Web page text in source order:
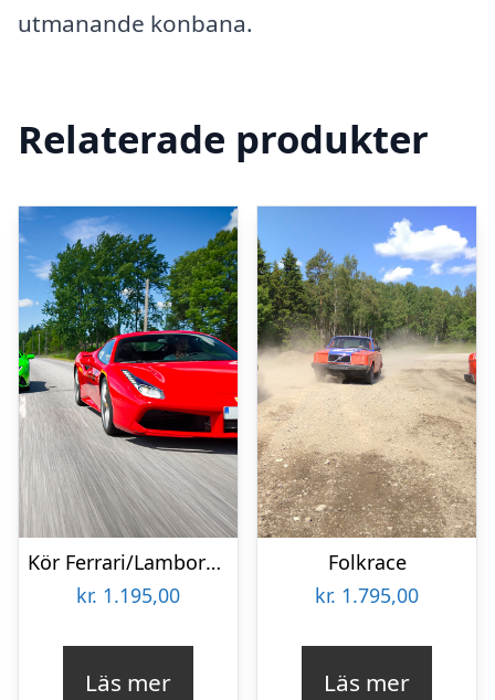
utmanande konbana.
Relaterade produkter
Kör Ferrari/Lamborghini
kr. 1.195,00
Läs mer
Folkrace
kr. 1.795,00
Läs mer